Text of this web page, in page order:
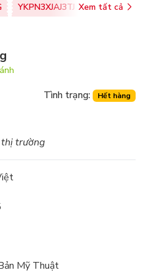
YKPN3XJAJ3TJ Xem tất cả
Tình trạng: Hết hàng
trường
Mỹ Thuật